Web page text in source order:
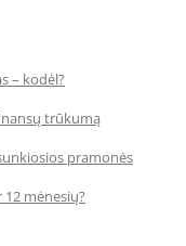
– kodėl?
trūkumą
pramonės
mėnesių?